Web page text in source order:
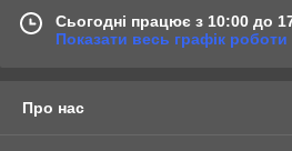
Сьогодні працює з 10:00 до
Показати весь графік роботи
Про нас